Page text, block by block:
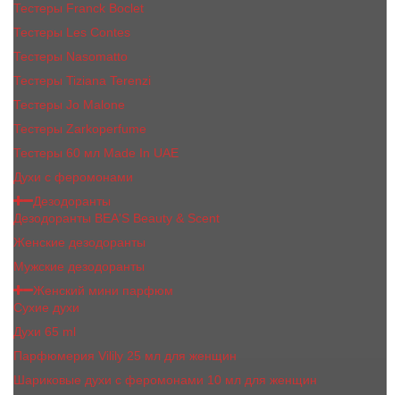
Тестеры Franck Boclet
Тестеры Les Contes
Тестеры Nasomatto
Тестеры Tiziana Terenzi
Тестеры Jо Malоnе
Тестеры Zarkoperfume
Тестеры 60 мл Made In UAE
Духи с феромонами
Дезодоранты
Дезодоранты BEA'S Beauty & Scent
Женские дезодоранты
Мужские дезодоранты
Женский мини парфюм
Сухие духи
Духи 65 ml
Парфюмерия Vilily 25 мл для женщин
Шариковые духи с феромонами 10 мл для женщин